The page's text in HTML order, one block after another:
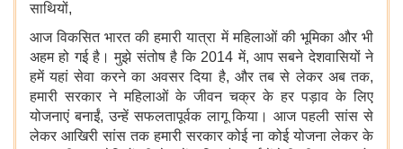
साथियों,
आज विकसित भारत की हमारी यात्रा में महिलाओं की भूमिका और भी
अहम हो गई है। मुझे संतोष है कि 2014 में, आप सबने देशवासियों ने
हमें यहां सेवा करने का अवसर दिया है, और तब से लेकर अब तक,
हमारी सरकार ने महिलाओं के जीवन चक्र के हर पड़ाव के लिए
योजनाएं बनाईं, उन्हें सफलतापूर्वक लागू किया। आज पहली सांस से
लेकर आखिरी सांस तक हमारी सरकार कोई ना कोई योजना लेकर के